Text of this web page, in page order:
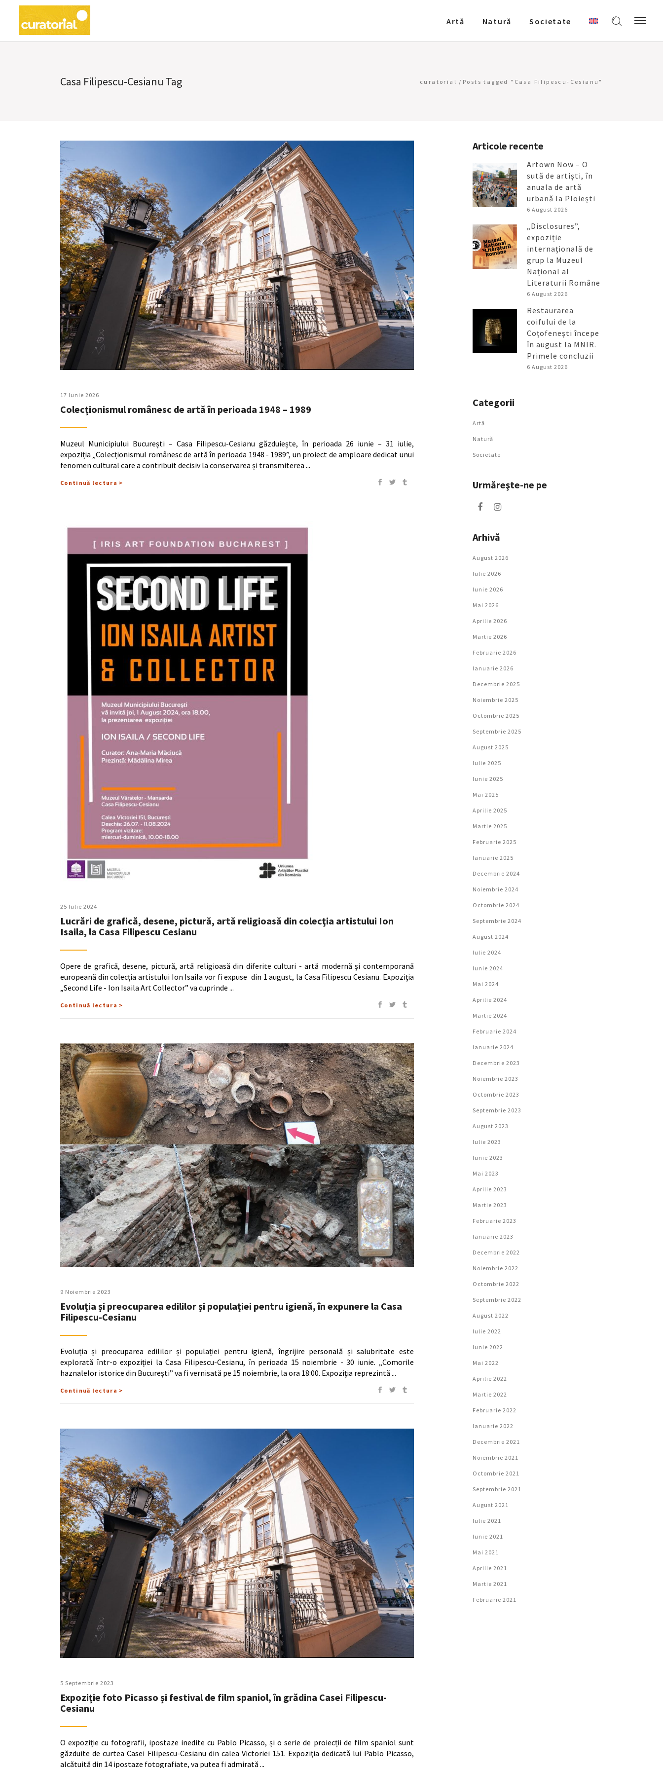
Artǎ Natură Societate
Casa Filipescu-Cesianu Tag curatorial / Posts tagged "Casa Filipescu-Cesianu"
17 Iunie 2026
Colecționismul românesc de artă în perioada 1948 – 1989
Muzeul Municipiului București – Casa Filipescu-Cesianu găzduiește, în perioada 26 iunie – 31 iulie,
expoziția „Colecționismul românesc de artă în perioada 1948 - 1989”, un proiect de amploare dedicat unui
fenomen cultural care a contribuit decisiv la conservarea și transmiterea
Continuă lectura >
25 Iulie 2024
Lucrări de grafică, desene, pictură, artă religioasă din colecţia artistului Ion
Isaila, la Casa Filipescu Cesianu
Opere de grafică, desene, pictură, artă religioasă din diferite culturi - artă modernă și contemporană
europeană din colecţia artistului Ion Isaila vor fi expuse din 1 august, la Casa Filipescu Cesianu. Expoziția
„Second Life - Ion Isaila Art Collector” va cuprinde
Continuă lectura >
9 Noiembrie 2023
Evoluția și preocuparea edililor și populației pentru igienă, în expunere la Casa
Filipescu-Cesianu
Evoluția și preocuparea edililor și populației pentru igienă, îngrijire personală și salubritate este
explorată într-o expoziției la Casa Filipescu-Cesianu, în perioada 15 noiembrie - 30 iunie. „Comorile
haznalelor istorice din București” va fi vernisată pe 15 noiembrie, la ora 18:00. Expoziția reprezintă
Continuă lectura >
5 Septembrie 2023
Expoziție foto Picasso și festival de film spaniol, în grădina Casei Filipescu-
Cesianu
O expoziție cu fotografii, ipostaze inedite cu Pablo Picasso, și o serie de proiecții de film spaniol sunt
găzduite de curtea Casei Filipescu-Cesianu din calea Victoriei 151. Expoziţia dedicată lui Pablo Picasso,
alcătuită din 14 ipostaze fotografiate, va putea fi admirată
Articole recente
Artown Now – O
sută de artiști, în
anuala de artă
urbană la Ploiești
6 August 2026
„Disclosures”,
expoziție
internațională de
grup la Muzeul
Național al
Literaturii Române
6 August 2026
Restaurarea
coifului de la
Coțofenești începe
în august la MNIR.
Primele concluzii
6 August 2026
Categorii
Artǎ
Natură
Societate
Urmăreşte-ne pe
Arhivă
August 2026
Iulie 2026
Iunie 2026
Mai 2026
Aprilie 2026
Martie 2026
Februarie 2026
Ianuarie 2026
Decembrie 2025
Noiembrie 2025
Octombrie 2025
Septembrie 2025
August 2025
Iulie 2025
Iunie 2025
Mai 2025
Aprilie 2025
Martie 2025
Februarie 2025
Ianuarie 2025
Decembrie 2024
Noiembrie 2024
Octombrie 2024
Septembrie 2024
August 2024
Iulie 2024
Iunie 2024
Mai 2024
Aprilie 2024
Martie 2024
Februarie 2024
Ianuarie 2024
Decembrie 2023
Noiembrie 2023
Octombrie 2023
Septembrie 2023
August 2023
Iulie 2023
Iunie 2023
Mai 2023
Aprilie 2023
Martie 2023
Februarie 2023
Ianuarie 2023
Decembrie 2022
Noiembrie 2022
Octombrie 2022
Septembrie 2022
August 2022
Iulie 2022
Iunie 2022
Mai 2022
Aprilie 2022
Martie 2022
Februarie 2022
Ianuarie 2022
Decembrie 2021
Noiembrie 2021
Octombrie 2021
Septembrie 2021
August 2021
Iulie 2021
Iunie 2021
Mai 2021
Aprilie 2021
Martie 2021
Februarie 2021